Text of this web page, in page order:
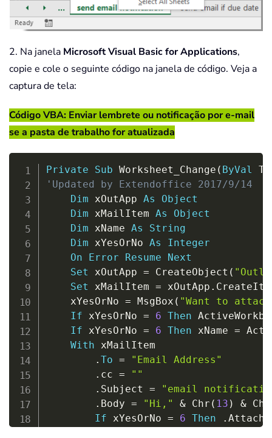
2. Na janela Microsoft Visual Basic for Applications,
copie e cole o seguinte código na janela de código. Veja a
captura de tela:
Código VBA: Enviar lembrete ou notificação por e-mail
se a pasta de trabalho for atualizada
Private Sub Worksheet_Change ( ByVal
'Updated by Extendoffice 2017/9/14
Dim xOutApp As
Object
Dim xMailItem As
Object
Dim xName As
String
Dim xYesOrNo As
Integer
On
Error Resume
Next
Set xOutApp = CreateObject (
Set xMailItem = xOutApp .
    xYesOrNo
= MsgBox ( "Want to
If xYesOrNo = 6 Then
If xYesOrNo = 6 Then xName =
With xMailItem
. To =
"Email Address"
. cc =
""
. Subject =
"email
. Body = "Hi," & Chr ( 13 ) & Chr
If xYesOrNo = 6 Then .
Copy